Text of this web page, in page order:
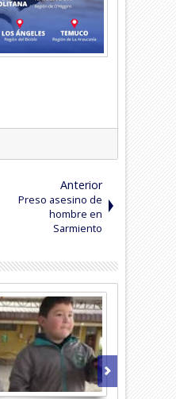
Anterior
Preso asesino de
hombre en
Sarmiento